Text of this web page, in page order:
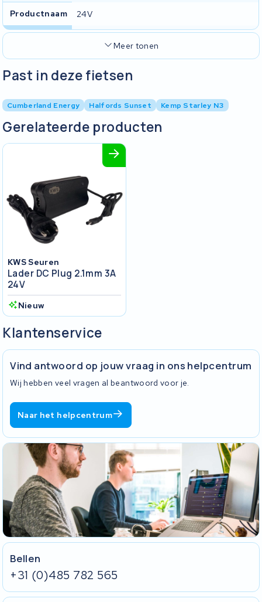
Productnaam 24V
Meer tonen
Past in deze fietsen
Cumberland Energy Halfords Sunset Kemp Starley N3
Gerelateerde producten
KWS Seuren
Lader DC Plug 2.1mm 3A
24V
Nieuw
Klantenservice
Vind antwoord op jouw vraag in ons helpcentrum
Wij hebben veel vragen al beantwoord voor je.
Naar het helpcentrum
Bellen
+31 (0)485 782 565